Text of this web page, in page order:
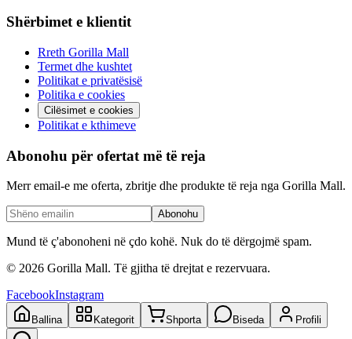
Shërbimet e klientit
Rreth Gorilla Mall
Termet dhe kushtet
Politikat e privatësisë
Politika e cookies
Cilësimet e cookies
Politikat e kthimeve
Abonohu për ofertat më të reja
Merr email-e me oferta, zbritje dhe produkte të reja nga Gorilla Mall.
Abonohu
Mund të ç'abonoheni në çdo kohë. Nuk do të dërgojmë spam.
© 2026 Gorilla Mall. Të gjitha të drejtat e rezervuara.
FacebookInstagram
Ballina Kategorit Shporta Biseda Profili